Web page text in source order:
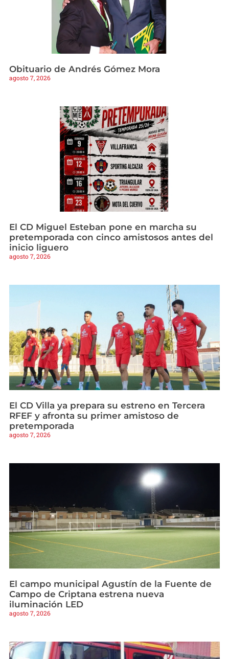
Obituario de Andrés Gómez Mora
agosto 7, 2026
El CD Miguel Esteban pone en marcha su
pretemporada con cinco amistosos antes del
inicio liguero
agosto 7, 2026
El CD Villa ya prepara su estreno en Tercera
RFEF y afronta su primer amistoso de
pretemporada
agosto 7, 2026
El campo municipal Agustín de la Fuente de
Campo de Criptana estrena nueva
iluminación LED
agosto 7, 2026